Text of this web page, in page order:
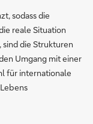
sodass die
reale Situation
die Strukturen
Umgang mit einer
für internationale